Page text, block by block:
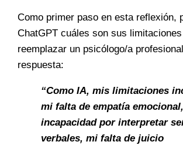
Como primer paso en esta reflexión,
ChatGPT cuáles son sus
reemplazar un psicólogo/a
respuesta:
“Como IA, mis limitaciones
mi falta de empatía
incapacidad por interpretar
verbales, mi falta de juicio